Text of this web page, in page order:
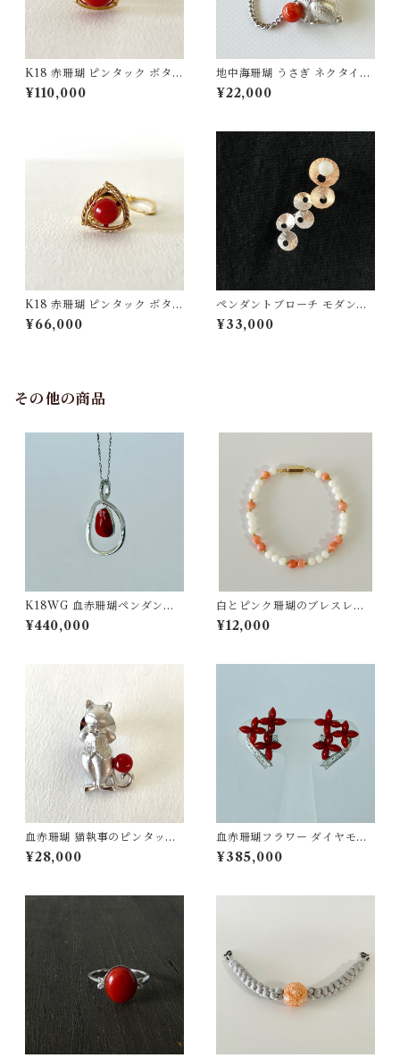
K18 赤珊瑚 ピンタック ボタン
チェーン付 fb-42
¥110,000
地中海珊瑚 うさぎ ネクタイピ
ン SV fb-31
¥22,000
K18 赤珊瑚 ピンタック ボタン
チェーン付 fb-43
¥66,000
ペンダントブローチ モダンモ
チーフ【ピンクゴールド】白
珊瑚 SV
¥33,000
その他の商品
K18WG 血赤珊瑚ペンダント
D0.04ct pd-54
¥440,000
白とピンク珊瑚のブレスレッ
ト ts−17
¥12,000
血赤珊瑚 猫執事のピンタック
ブローチ SV fb-38
¥28,000
血赤珊瑚フラワー ダイヤモン
ド0.08ct イヤリング K18WG
ps-27
¥385,000